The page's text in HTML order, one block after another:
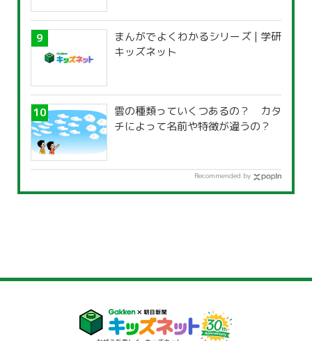
まんがでよくわかるシリーズ | 学研
キッズネット
雲の種類っていくつあるの？ カタ
チによって名前や特徴が違うの？
Recommended by